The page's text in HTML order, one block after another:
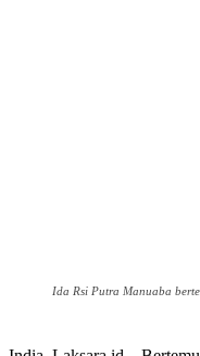
Ida Rsi Putra Manuaba